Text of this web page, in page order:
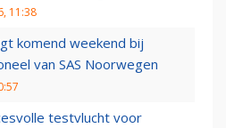
11:38
komend weekend bij
van SAS Noorwegen
testvlucht voor